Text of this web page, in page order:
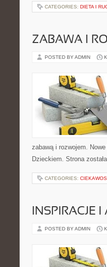
CATEGORIES: DIETA I
ZABAWA I
POSTED BY ADMIN
zabawą i rozwojem.
Dzieckiem. Strona
CATEGORIES:
INSPIRACJE
POSTED BY ADMIN